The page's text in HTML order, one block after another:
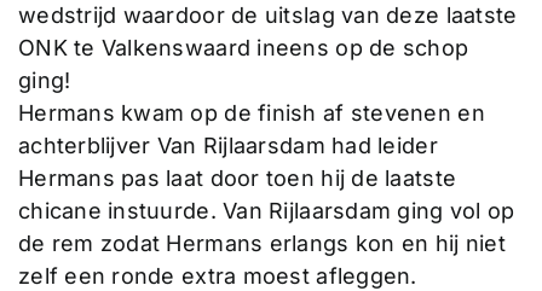
wedstrijd waardoor de uitslag van deze laatste
ONK te Valkenswaard ineens op de schop
ging!
Hermans kwam op de finish af stevenen en
achterblijver Van Rijlaarsdam had leider
Hermans pas laat door toen hij de laatste
chicane instuurde. Van Rijlaarsdam ging vol op
de rem zodat Hermans erlangs kon en hij niet
zelf een ronde extra moest afleggen.